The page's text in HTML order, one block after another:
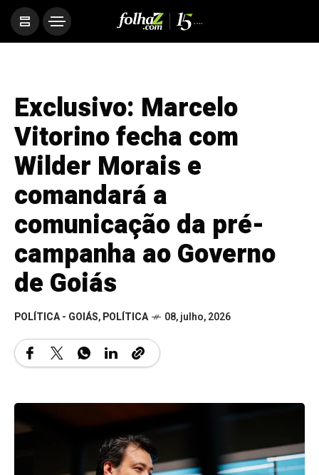
Exclusivo: Marcelo
Vitorino fecha com
Wilder Morais e
comandará a
comunicação da pré-
campanha ao Governo
de Goiás
POLÍTICA - GOIÁS,POLÍTICA 08, julho, 2026